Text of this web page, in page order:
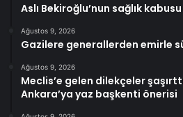
Aslı Bekiroğlu’nun sağlık
Ağustos 9, 2026
Gazilere generallerden emirle
Ağustos 9, 2026
Meclis’e gelen dilekçeler
Ankara’ya yaz başkenti önerisi